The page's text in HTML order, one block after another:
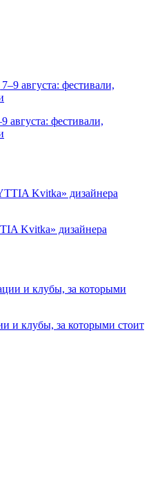
августа: фестивали,
Kvitka» дизайнера
и клубы, за которыми стоит